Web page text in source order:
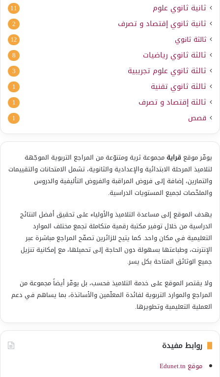
ثانية ثانوي علوم 11
ثانية ثانوي إقتصاد و تصرف 2
ثالثة ثانوي 12
ثالثة ثانوي رياضيات 8
ثالثة ثانوي علوم تجريبية 3
ثالثة ثانوي تقنية 1
ثالثة إقتصاد و تصرف 1
قصص 1
يوفّر موقع قرايةمجموعة ثرية ومتنوّعة من المراجع التربوية الموجّهة
لتلاميذ المرحلة الابتدائية والإعدادية والثانوية، تشمل الامتحانات والتقييمات
والتمارين، إضافة إلى فروض المراقبة والفروض التأليفية والدروس
والملخّصات لجميع المستويات الدراسية.
يهدف الموقع إلى مساعدة التلاميذ والأولياء على تحقيق أفضل النتائج
الدراسية من خلال توفير مكتبة رقمية متكاملة تجمع مختلف الموارد
التعليمية في مكان واحد. كما يتيح للزائرين تصفّح المراجع مباشرة عبر
الإنترنت، وطباعتها بسهولة دون الحاجة إلى تحميلها، مع إمكانية تنزيل
جميع الوثائق المتاحة بكل يسر.
ولا يقتصر الموقع على خدمة التلاميذ فحسب، بل يوفّر أيضاً مجموعة من
المراجع والموارد التربوية لفائدة المعلّمين والأساتذة، بما يساهم في دعم
العملية التعليمية وتطويرها.
روابط مفيدة
موقع Edunet.tn